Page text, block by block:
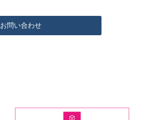
お知らせ
お問い合わせ